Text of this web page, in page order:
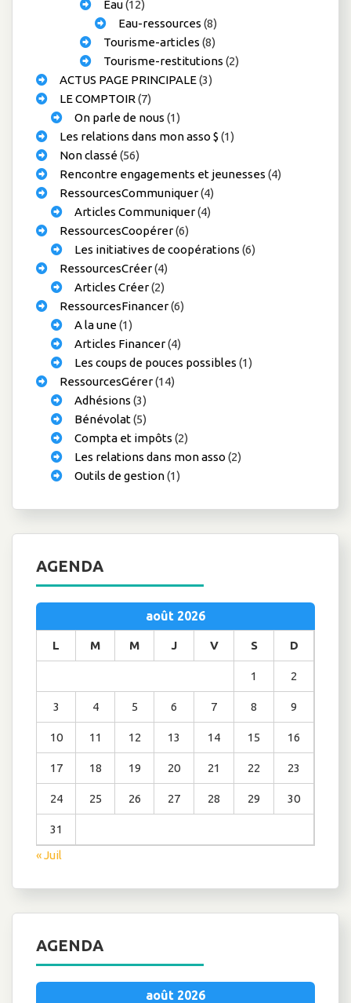
Eau(12)
Eau-ressources (8)
Tourisme-articles (8)
Tourisme-restitutions (2)
ACTUS PAGE PRINCIPALE(3)
LE COMPTOIR (7)
On parle de nous (1)
Les relations dans mon asso $ (1)
Non classé(56)
Rencontre engagements et jeunesses (4)
RessourcesCommuniquer(4)
Articles Communiquer(4)
RessourcesCoopérer(6)
Les initiatives de coopérations (6)
RessourcesCréer(4)
Articles Créer(2)
RessourcesFinancer(6)
A la une(1)
Articles Financer(4)
Les coups de pouces possibles (1)
RessourcesGérer(14)
Adhésions (3)
Bénévolat(5)
Compta et impôts (2)
Les relations dans mon asso (2)
Outils de gestion(1)
AGENDA
août 2026
L M M J V S D
1 2
3 4 5 6 7 8 9
10 11 12 13 14 15 16
17 18 19 20 21 22 23
24 25 26 27 28 29 30
31
« Juil
AGENDA
août 2026